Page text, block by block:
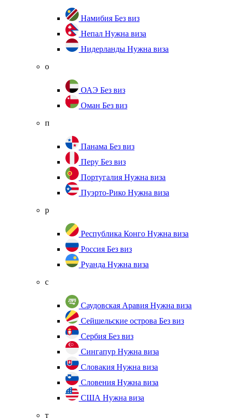
Намибия Без виз
Непал Нужна виза
Нидерланды Нужна виза
о
ОАЭ Без виз
Оман Без виз
п
Панама Без виз
Перу Без виз
Португалия Нужна виза
Пуэрто-Рико Нужна виза
р
Республика Конго Нужна виза
Россия Без виз
Руанда Нужна виза
с
Саудовская Аравия Нужна виза
Сейшельские острова Без виз
Сербия Без виз
Сингапур Нужна виза
Словакия Нужна виза
Словения Нужна виза
США Нужна виза
т